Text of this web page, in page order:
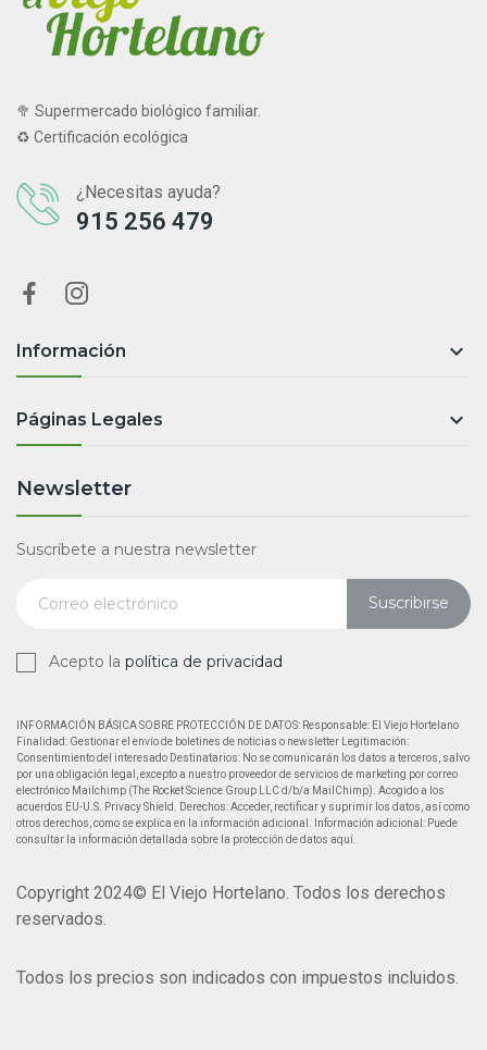
🥦 Supermercado biológico familiar.
♻ Certificación ecológica
¿Necesitas ayuda?
915 256 479
Información 
Páginas Legales 
Newsletter
Suscríbete a nuestra newsletter
Suscribirse
Acepto la política de privacidad
INFORMACIÓN BÁSICA SOBRE PROTECCIÓN DE DATOS: Responsable: El Viejo Hortelano
Finalidad: Gestionar el envío de boletines de noticias o newsletter Legitimación:
Consentimiento del interesado Destinatarios: No se comunicarán los datos a terceros, salvo
por una obligación legal, excepto a nuestro proveedor de servicios de marketing por correo
electrónico Mailchimp (The Rocket Science Group LLC d/b/a MailChimp). Acogido a los
acuerdos EU-U.S. Privacy Shield. Derechos: Acceder, rectificar y suprimir los datos, así como
otros derechos, como se explica en la información adicional. Información adicional: Puede
consultar la información detallada sobre la protección de datos aquí.
Copyright 2024© El Viejo Hortelano. Todos los derechos
reservados.
Todos los precios son indicados con impuestos incluidos.